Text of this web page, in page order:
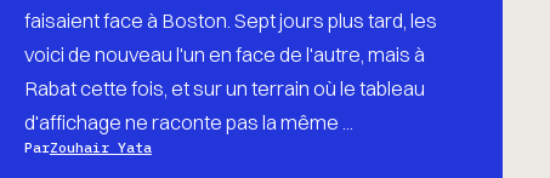
faisaient face à Boston. Sept jours plus tard, les
voici de nouveau l'un en face de l'autre, mais à
Rabat cette fois, et sur un terrain où le tableau
d'affichage ne raconte pas la même ...
ParZouhair Yata